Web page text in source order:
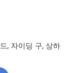
, 자이딩 구, 상하